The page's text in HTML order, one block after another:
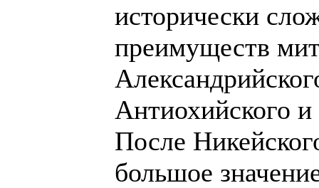
исторически
преимуществ
Антиохийского
После
большое